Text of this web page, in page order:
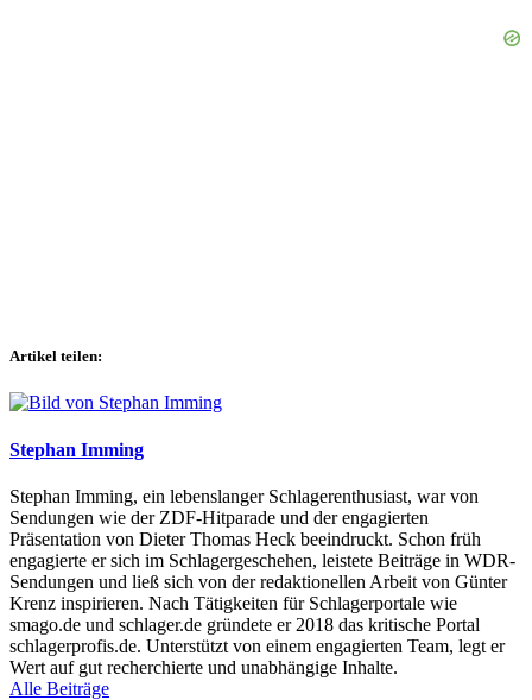
Artikel teilen:
Stephan Imming
Stephan Imming, ein lebenslanger Schlagerenthusiast, war von
Sendungen wie der ZDF-Hitparade und der engagierten
Präsentation von Dieter Thomas Heck beeindruckt. Schon früh
engagierte er sich im Schlagergeschehen, leistete Beiträge in WDR-
Sendungen und ließ sich von der redaktionellen Arbeit von Günter
Krenz inspirieren. Nach Tätigkeiten für Schlagerportale wie
smago.de und schlager.de gründete er 2018 das kritische Portal
schlagerprofis.de. Unterstützt von einem engagierten Team, legt er
Wert auf gut recherchierte und unabhängige Inhalte.
Alle Beiträge